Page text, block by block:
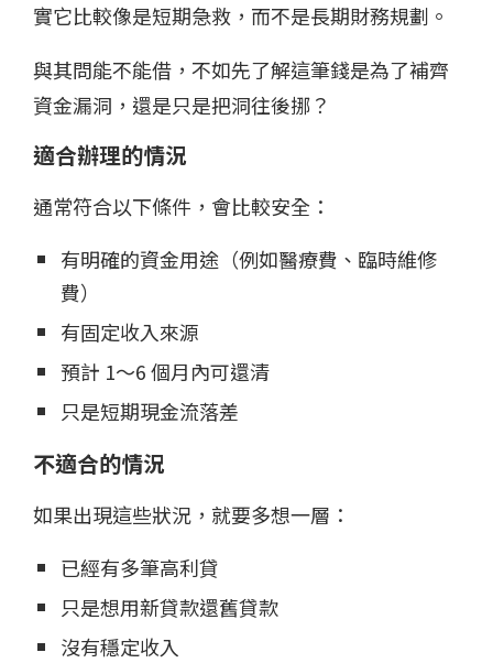
實它比較像是短期急救，而不是長期財務規劃。
與其問能不能借，不如先了解這筆錢是為了補齊
資金漏洞，還是只是把洞往後挪？
適合辦理的情況
通常符合以下條件，會比較安全：
有明確的資金用途（例如醫療費、臨時維修
費）
有固定收入來源
預計 1～6 個月內可還清
只是短期現金流落差
不適合的情況
如果出現這些狀況，就要多想一層：
已經有多筆高利貸
只是想用新貸款還舊貸款
沒有穩定收入